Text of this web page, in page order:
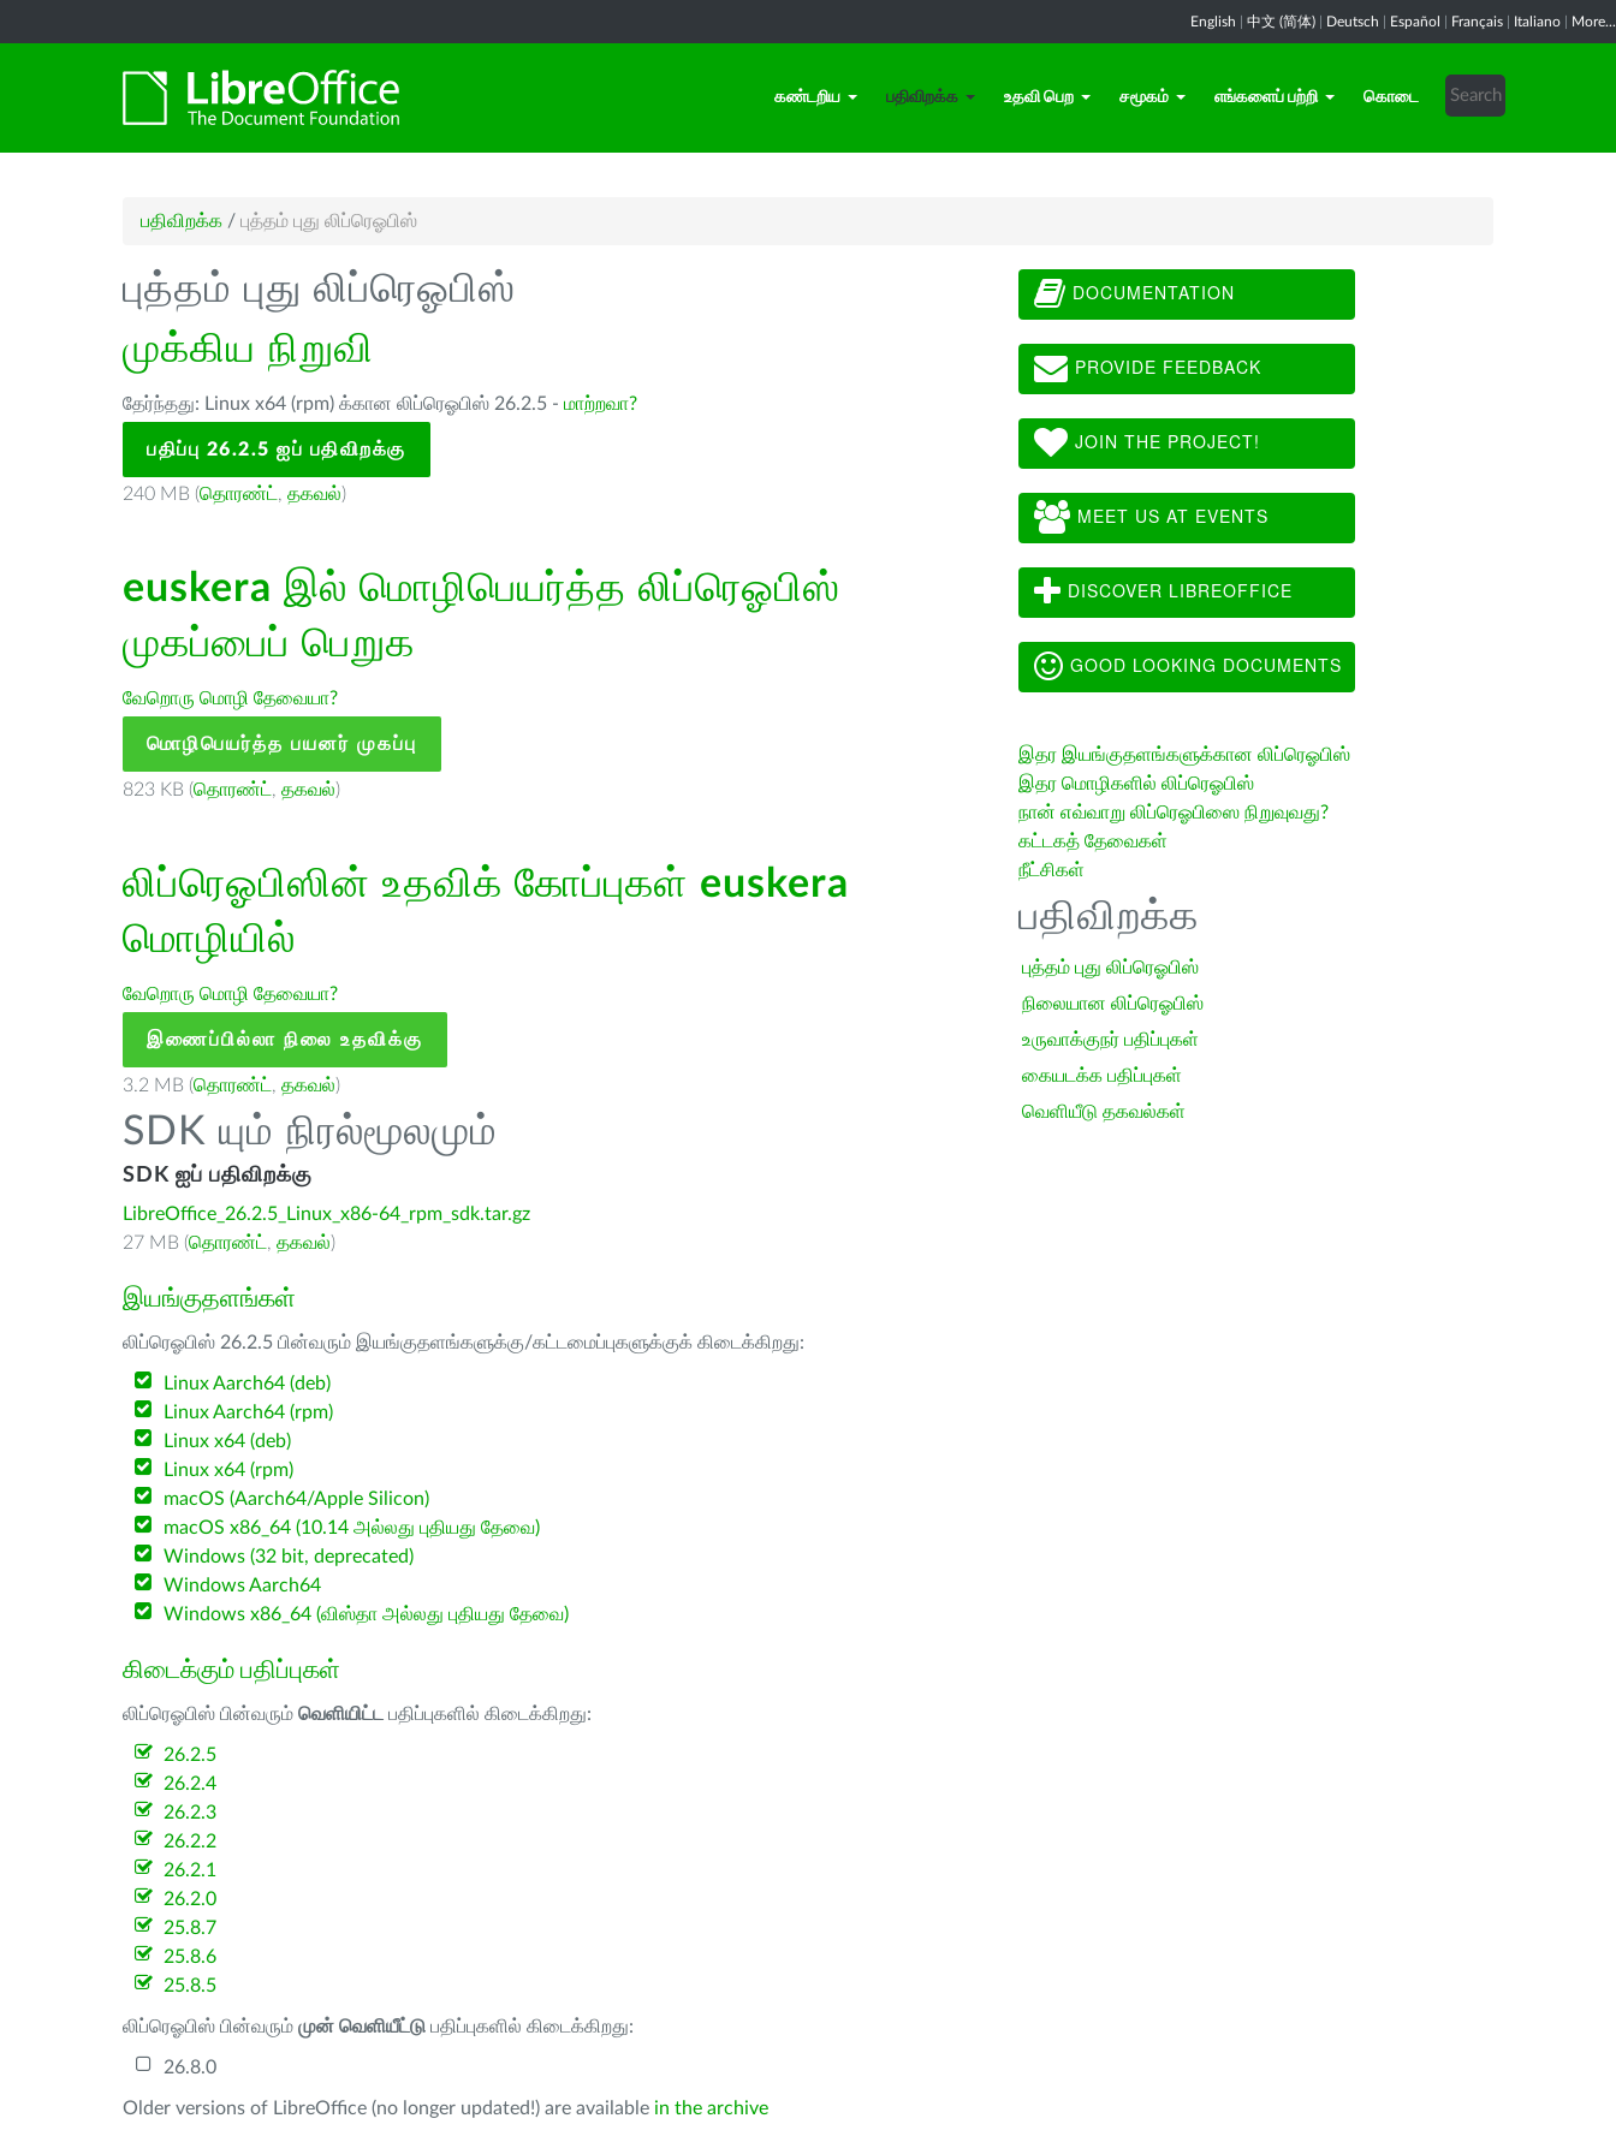
English 中文 (简体) Deutsch Español Français Italiano More...
கண்டறிய பதிவிறக்க உதவி பெற சமூகம் எங்களைப் பற்றி கொடை
பதிவிறக்க / புத்தம் புது லிப்ரெஓபிஸ்
புத்தம் புது லிப்ரெஓபிஸ்
முக்கிய நிறுவி
தேர்ந்தது: Linux x64 (rpm) க்கான லிப்ரெஓபிஸ் 26.2.5 - மாற்றவா?
பதிப்பு 26.2.5 ஐப் பதிவிறக்கு
240 MB (தொரண்ட் , தகவல்)
euskera இல் மொழிபெயர்த்த லிப்ரெஓபிஸ்
முகப்பைப் பெறுக
வேறொரு மொழி தேவையா?
மொழிபெயர்த்த பயனர் முகப்பு
823 KB (தொரண்ட் , தகவல்)
லிப்ரெஓபிஸின் உதவிக் கோப்புகள் euskera
மொழியில்
வேறொரு மொழி தேவையா?
இணைப்பில்லா நிலை உதவிக்கு
3.2 MB (தொரண்ட் , தகவல்)
SDK யும் நிரல்மூலமும்
SDK ஐப் பதிவிறக்கு
LibreOffice_26.2.5_Linux_x86-64_rpm_sdk.tar.gz
27 MB (தொரண்ட் , தகவல்)
இயங்குதளங்கள்
லிப்ரெஓபிஸ் 26.2.5 பின்வரும் இயங்குதளங்களுக்கு/கட்டமைப்புகளுக்குக் கிடைக்கிறது:
Linux Aarch64 (deb)
Linux Aarch64 (rpm)
Linux x64 (deb)
Linux x64 (rpm)
macOS (Aarch64/Apple Silicon)
macOS x86_64 (10.14 அல்லது புதியது தேவை)
Windows (32 bit, deprecated)
Windows Aarch64
Windows x86_64 (விஸ்தா அல்லது புதியது தேவை)
கிடைக்கும் பதிப்புகள்
லிப்ரெஓபிஸ் பின்வரும் வெளியிட்ட பதிப்புகளில் கிடைக்கிறது:
26.2.5
26.2.4
26.2.3
26.2.2
26.2.1
26.2.0
25.8.7
25.8.6
25.8.5
லிப்ரெஓபிஸ் பின்வரும் முன் வெளியீட்டு பதிப்புகளில் கிடைக்கிறது:
26.8.0
Older versions of LibreOffice (no longer updated!) are available in the archive
DOCUMENTATION
PROVIDE FEEDBACK
JOIN THE PROJECT!
MEET US AT EVENTS
DISCOVER LIBREOFFICE
GOOD LOOKING DOCUMENTS
இதர இயங்குதளங்களுக்கான லிப்ரெஓபிஸ்
இதர மொழிகளில் லிப்ரெஓபிஸ்
நான் எவ்வாறு லிப்ரெஓபிஸை நிறுவுவது?
கட்டகத் தேவைகள்
நீட்சிகள்
பதிவிறக்க
புத்தம் புது லிப்ரெஓபிஸ்
நிலையான லிப்ரெஓபிஸ்
உருவாக்குநர் பதிப்புகள்
கையடக்க பதிப்புகள்
வெளியீடு தகவல்கள்